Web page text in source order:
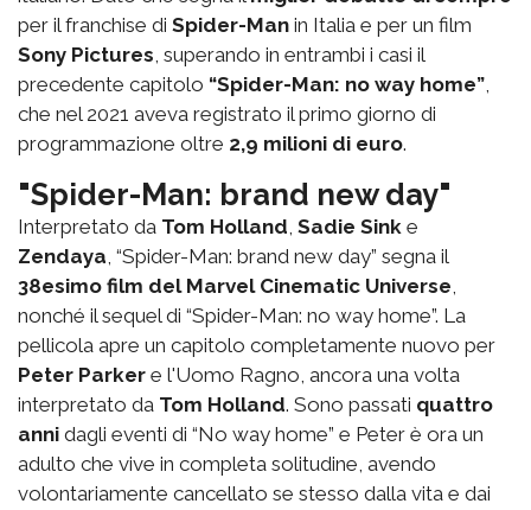
per il franchise di Spider-Man in Italia e per un film
Sony Pictures, superando in entrambi i casi il
precedente capitolo “Spider-Man: no way home”,
che nel 2021 aveva registrato il primo giorno di
programmazione oltre 2,9 milioni di euro.
"Spider-Man: brand new day"
Interpretato da Tom Holland, Sadie Sink e
Zendaya, “Spider-Man: brand new day” segna il
38esimo film del Marvel Cinematic Universe,
nonché il sequel di “Spider-Man: no way home”. La
pellicola apre un capitolo completamente nuovo per
Peter Parker e l'Uomo Ragno, ancora una volta
interpretato da Tom Holland. Sono passati quattro
anni dagli eventi di “No way home” e Peter è ora un
adulto che vive in completa solitudine, avendo
volontariamente cancellato se stesso dalla vita e dai